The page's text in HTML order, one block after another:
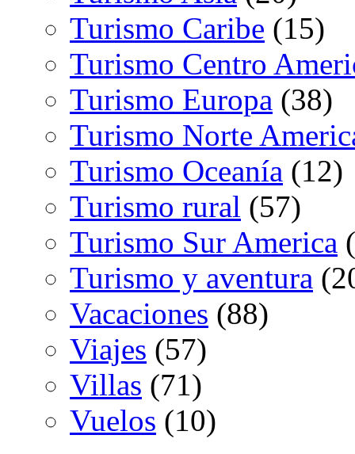
Turismo Caribe (15)
Turismo Centro
Turismo Europa (38)
Turismo Norte
Turismo Oceanía (12)
Turismo rural (57)
Turismo Sur America
Turismo y aventura
Vacaciones (88)
Viajes (57)
Villas (71)
Vuelos (10)